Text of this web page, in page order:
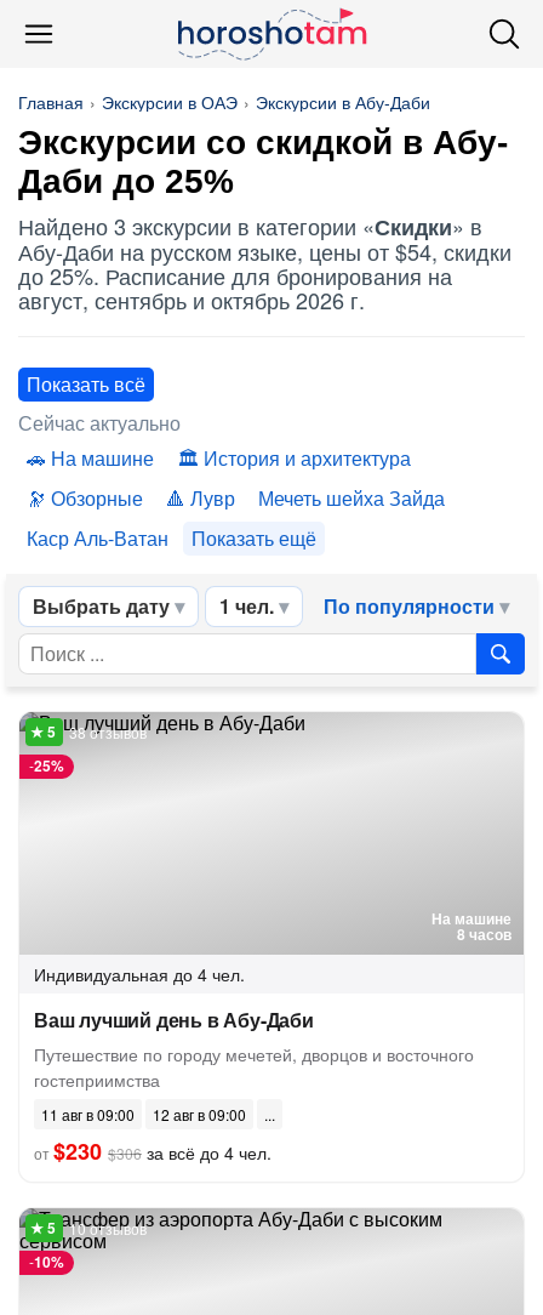
Главная Экскурсии в ОАЭ Экскурсии в Абу-Даби
Экскурсии со скидкой в Абу-
Даби до 25%
Найдено 3 экскурсии в категории «Скидки» в
Абу-Даби на русском языке, цены от $54, скидки
до 25%. Расписание для бронирования на
август, сентябрь и октябрь 2026 г.
Показать всё
Сейчас актуально
На машине
История и архитектура
Обзорные
Лувр
Мечеть шейха Зайда
Каср Аль-Ватан
Показать ещё
Выбрать дату 1 чел. По популярности
На машине
8 часов
-25%
38 отзывов
Индивидуальная до 4 чел.
Ваш лучший день в Абу-Даби
Путешествие по городу мечетей, дворцов и восточного
гостеприимства
11 авг в 09:00
12 авг в 09:00
от$230 $306 за всё до 4 чел.
-10%
10 отзывов